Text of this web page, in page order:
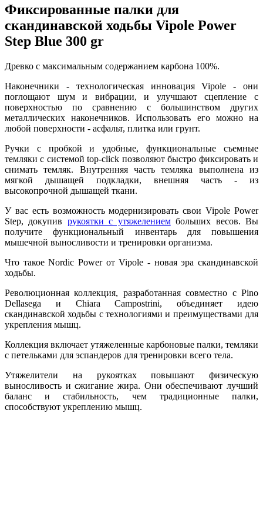
Фиксированные палки для
скандинавской ходьбы Vipole Power
Step Blue 300 gr
Древко с максимальным содержанием карбона 100%.
Наконечники - технологическая инновация Vipole - они
поглощают шум и вибрации, и улучшают сцепление с
поверхностью по сравнению с большинством других
металлических наконечников. Использовать его можно на
любой поверхности - асфальт, плитка или грунт.
Ручки с пробкой и удобные, функциональные съемные
темляки с системой top-click позволяют быстро фиксировать и
снимать темляк. Внутренняя часть темляка выполнена из
мягкой дышащей подкладки, внешняя часть - из
высокопрочной дышащей ткани.
У вас есть возможность модернизировать свои Vipole Power
Step, докупив рукоятки с утяжелениембольших весов. Вы
получите функциональный инвентарь для повышения
мышечной выносливости и тренировки организма.
Что такое Nordic Power от Vipole - новая эра скандинавской
ходьбы.
Революционная коллекция, разработанная совместно с Pino
Dellasega и Chiara Campostrini, объединяет идею
скандинавской ходьбы с технологиями и преимуществами для
укрепления мышц.
Коллекция включает утяжеленные карбоновые палки, темляки
с петельками для эспандеров для тренировки всего тела.
Утяжелители на рукоятках повышают физическую
выносливость и сжигание жира. Они обеспечивают лучший
баланс и стабильность, чем традиционные палки,
способствуют укреплению мышц.